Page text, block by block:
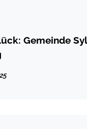
Gemeinde